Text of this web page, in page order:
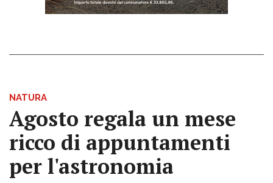
NATURA
Agosto regala un mese
ricco di appuntamenti
per l'astronomia